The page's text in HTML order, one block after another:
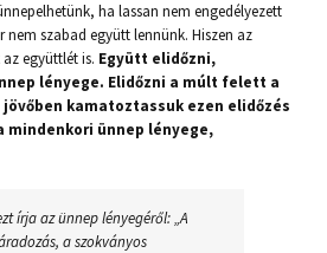
ha lassan nem engedélyezett
nem szabad együtt lennünk. Hiszen az
együttlét is. Együtt elidőzni,
lényege. Elidőzni a múlt felett a
kamatoztassuk ezen elidőzés
mindenkori ünnep lényege,
írja az ünnep lényegéről: „A
a szokványos